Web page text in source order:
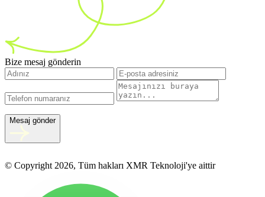
Bize mesaj gönderin
Mesaj gönder
© Copyright 2026, Tüm hakları XMR Teknoloji'ye aittir